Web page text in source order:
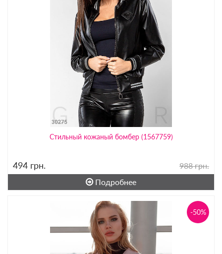
Стильный кожаный бомбер (1567759)
494 грн.
988 грн.
Подробнее
-50%